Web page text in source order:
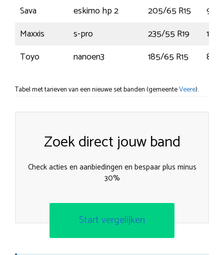
Sava
eskimo hp 2 205/65 R15
94H
Maxxis
s-pro 235/55 R19
101V
Toyo
nanoen3 185/65 R15 88T
Tabel met tarieven van een nieuwe set banden (gemeenteVeere).
Zoek direct jouw band
Check acties en aanbiedingen en bespaar plus minus
30%
Start vergelijken